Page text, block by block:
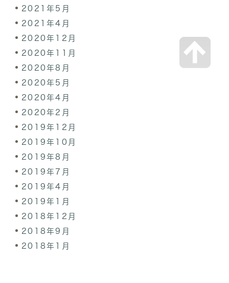
2021年5月
2021年4月
2020年12月
2020年11月
2020年8月
2020年5月
2020年4月
2020年2月
2019年12月
2019年10月
2019年8月
2019年7月
2019年4月
2019年1月
2018年12月
2018年9月
2018年1月